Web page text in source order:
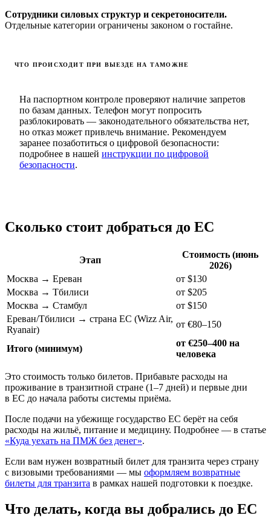
Сотрудники силовых структур и секретоносители.
Отдельные категории ограничены законом о гостайне.
ЧТО ПРОИСХОДИТ ПРИ ВЫЕЗДЕ НА ТАМОЖНЕ
На паспортном контроле проверяют наличие запретов
по базам данных. Телефон могут попросить
разблокировать — законодательного обязательства нет,
но отказ может привлечь внимание. Рекомендуем
заранее позаботиться о цифровой безопасности:
подробнее в нашей инструкции по цифровой
безопасности.
Сколько стоит добраться до ЕС
Этап
Стоимость (июнь
2026)
Москва → Ереван
от $130
Москва → Тбилиси
от $205
Москва → Стамбул
от $150
Ереван/Тбилиси → страна ЕС (Wizz Air,
Ryanair)
от €80–150
Итого (минимум)
от €250–400 на
человека
Это стоимость только билетов. Прибавьте расходы на
проживание в транзитной стране (1–7 дней) и первые дни
в ЕС до начала работы системы приёма.
После подачи на убежище государство ЕС берёт на себя
расходы на жильё, питание и медицину. Подробнее — в статье
«Куда уехать на ПМЖ без денег».
Если вам нужен возвратный билет для транзита через страну
с визовыми требованиями — мы оформляем возвратные
билеты для транзита в рамках нашей подготовки к поездке.
Что делать, когда вы добрались до ЕС